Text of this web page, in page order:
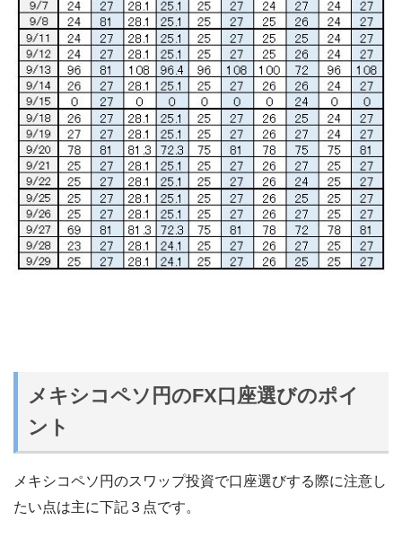
メキシコペソ円のFX口座選びのポイ
ント
メキシコペソ円のスワップ投資で口座選びする際に注意し
たい点は主に下記３点です。